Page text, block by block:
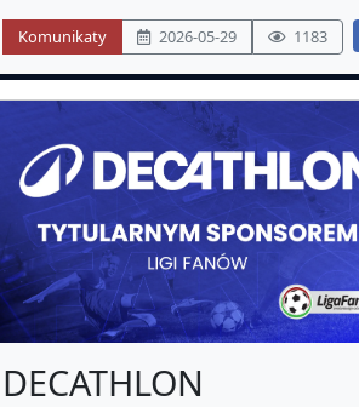
zakończenie i podsumowanie
piłkarskiego 2025/2026.
o godzinie 19:00 w restauracji Sport
Komunikaty 2026-05-29 1183
DECATHLON